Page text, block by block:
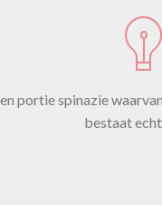
portie spinazie
bestaat